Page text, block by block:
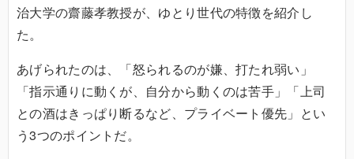
治大学の齋藤孝教授が、ゆとり世代の特徴を紹介し
た。
あげられたのは、「怒られるのが嫌、打たれ弱い」
「指示通りに動くが、自分から動くのは苦手」「上司
との酒はきっぱり断るなど、プライベート優先」とい
う3つのポイントだ。